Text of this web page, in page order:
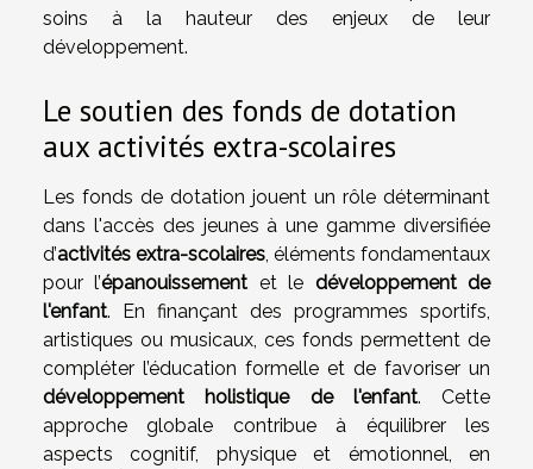
soins à la hauteur des enjeux de leur
développement.
Le soutien des fonds de dotation
aux activités extra-scolaires
Les fonds de dotation jouent un rôle déterminant
dans l'accès des jeunes à une gamme diversifiée
d’activités extra-scolaires , éléments fondamentaux
pour l’épanouissement et le développement de
l'enfant. En finançant des programmes sportifs,
artistiques ou musicaux, ces fonds permettent de
compléter l’éducation formelle et de favoriser un
développement holistique de l'enfant. Cette
approche globale contribue à équilibrer les
aspects cognitif, physique et émotionnel, en